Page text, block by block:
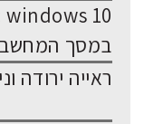
במסך
ראייה ירודה